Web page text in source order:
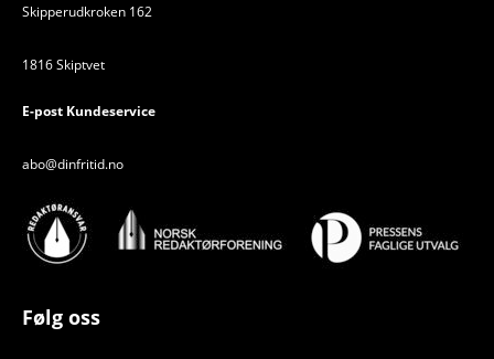
Skipperudkroken 162
1816 Skiptvet
E-post Kundeservice
abo@dinfritid.no
Følg oss